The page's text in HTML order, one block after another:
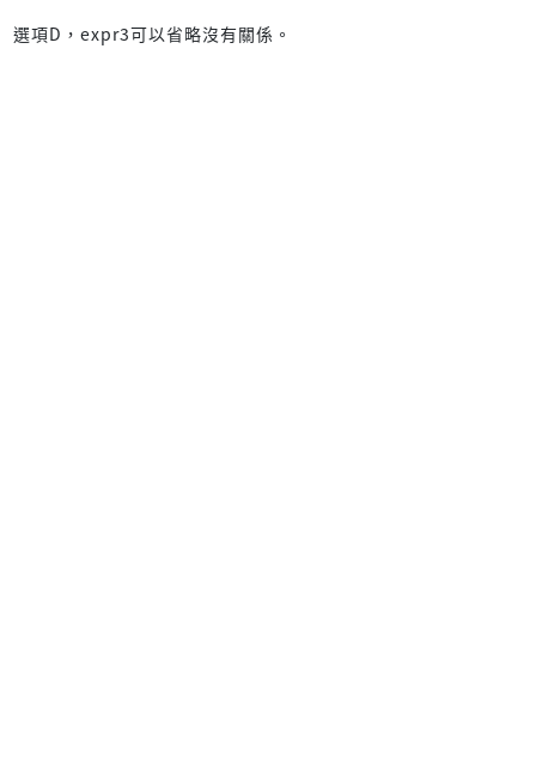
選項D，expr3可以省略沒有關係。